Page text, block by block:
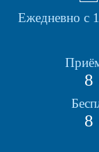
Ежедневно с
8
8